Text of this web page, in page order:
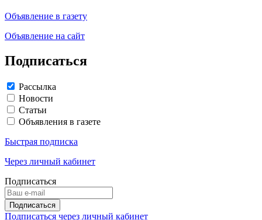
Объявление в газету
Объявление на сайт
Подписаться
Рассылка
Новости
Статьи
Объявления в газете
Быстрая подписка
Через личный кабинет
Подписаться
Подписаться через личный кабинет